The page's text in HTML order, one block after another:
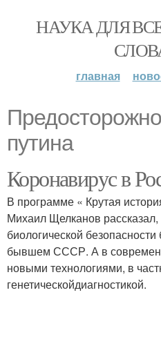
НАУКА ДЛЯ
главная
путина
Коронавирус в
В программе « Крутая
Михаил Щелканов
биологической
бывшем СССР. А в
новыми технологиями, в
генетическойдиагностикой.